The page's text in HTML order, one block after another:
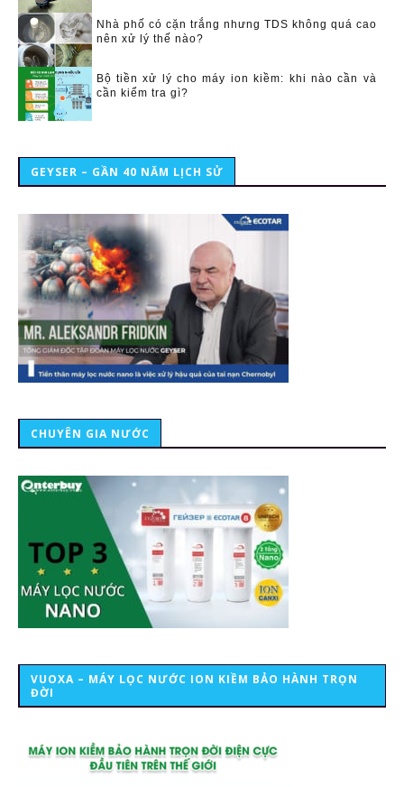
Nhà phố có cặn trắng nhưng TDS không quá cao
nên xử lý thế nào?
Bộ tiền xử lý cho máy ion kiềm: khi nào cần và
cần kiểm tra gì?
GEYSER – GẦN 40 NĂM LỊCH SỬ
CHUYÊN GIA NƯỚC
VUOXA – MÁY LỌC NƯỚC ION KIỀM BẢO HÀNH TRỌN
ĐỜI